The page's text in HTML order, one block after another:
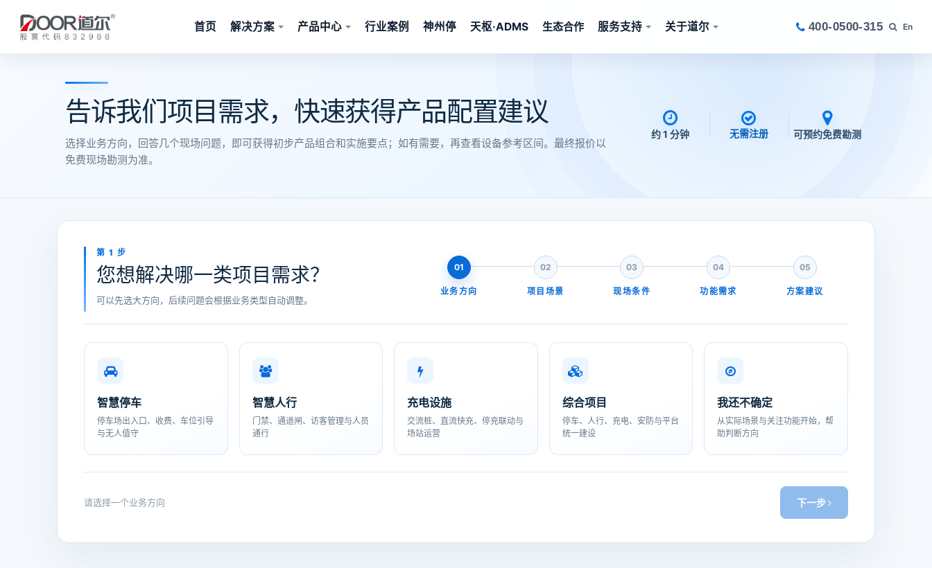
首页 解决方案 产品中心 行业案例 神州停 天枢·ADMS 服务支持 关于道尔 400-0500-315 En
告诉我们项目需求，快速获得产品配置建议
选择业务方向，回答几个现场问题，即可获得初步产品组合和实施要点；如有需要，再查看设备参考区间。最终报价以
免费现场勘测为准。
约 1 分钟 无需注册 可预约免费勘测
第 1 步
您想解决哪一类项目需求？
可以先选大方向，后续问题会根据业务类型自动调整。
01
业务方向
02
项目场景
03
现场条件
04
功能需求
05
方案建议
智慧停车
停车场出入口、收费、车位引导
与无人值守
智慧人行
门禁、通道闸、访客管理与人员
通行
充电设施
交流桩、直流快充、停充联动与
场站运营
综合项目
停车、人行、充电、安防与平台
统一建设
我还不确定
从实际场景与关注功能开始，帮
助判断方向
请选择一个业务方向 下一步